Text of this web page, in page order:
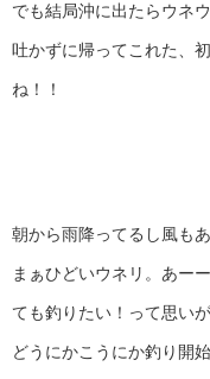
でも結局沖に出たらウネ
吐かずに帰ってこれた、
ね！！
朝から雨降ってるし風も
まぁひどいウネリ。あー
ても釣りたい！って思い
どうにかこうにか釣り開始